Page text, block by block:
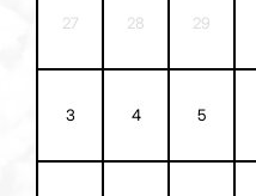
27 28 29
3 4 5